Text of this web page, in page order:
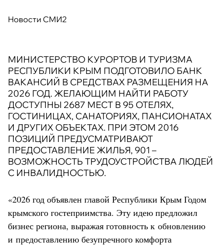
МИНИСТЕРСТВО КУРОРТОВ И ТУРИЗМА
РЕСПУБЛИКИ КРЫМ ПОДГОТОВИЛО БАНК
ВАКАНСИЙ В СРЕДСТВАХ РАЗМЕЩЕНИЯ НА
2026 ГОД. ЖЕЛАЮЩИМ НАЙТИ РАБОТУ
ДОСТУПНЫ 2687 МЕСТ В 95 ОТЕЛЯХ,
ГОСТИНИЦАХ, САНАТОРИЯХ, ПАНСИОНАТАХ
И ДРУГИХ ОБЪЕКТАХ. ПРИ ЭТОМ 2016
ПОЗИЦИЙ ПРЕДУСМАТРИВАЮТ
ПРЕДОСТАВЛЕНИЕ ЖИЛЬЯ, 901 –
ВОЗМОЖНОСТЬ ТРУДОУСТРОЙСТВА ЛЮДЕЙ
С ИНВАЛИДНОСТЬЮ.
«2026 год объявлен главой Республики Крым Годом
крымского гостеприимства. Эту идею предложил
бизнес региона, выражая готовность к обновлению
и предоставлению безупречного комфорта
Новости СМИ2